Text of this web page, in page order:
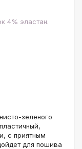
4% эластан.
зеленого
с приятным
для пошива